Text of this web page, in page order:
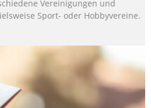
Vereinigungen und
Sport- oder Hobbyvereine.